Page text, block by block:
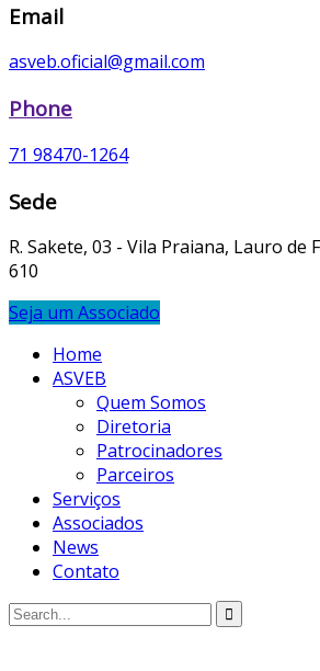
Email
asveb.oficial@gmail.com
Phone
71 98470-1264
Sede
R. Sakete, 03 - Vila Praiana, Lauro de
610
Seja um Associado
Home
ASVEB
Quem Somos
Diretoria
Patrocinadores
Parceiros
Serviços
Associados
News
Contato